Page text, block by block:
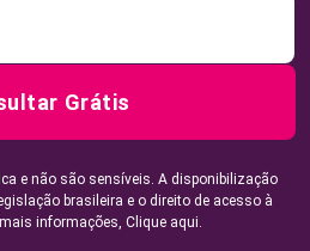
Grátis
e não são sensíveis. A disponibilização
brasileira e o direito de acesso à
informações, Clique aqui.